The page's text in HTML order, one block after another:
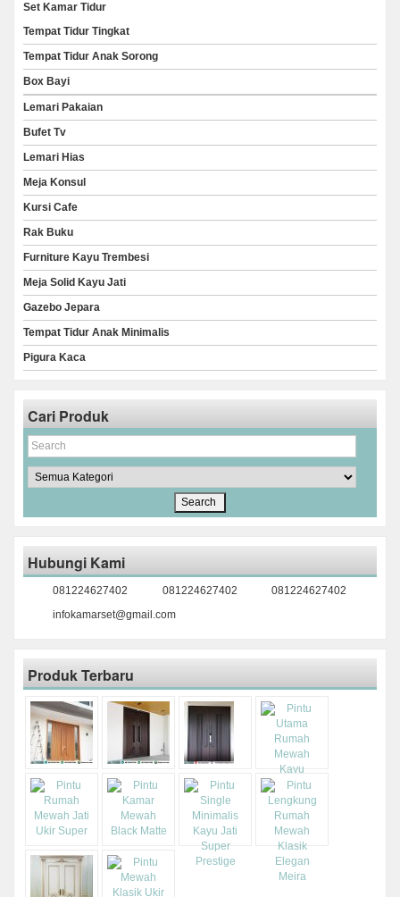
Set Kamar Tidur
Tempat Tidur Tingkat
Tempat Tidur Anak Sorong
Box Bayi
Lemari Pakaian
Bufet Tv
Lemari Hias
Meja Konsul
Kursi Cafe
Rak Buku
Furniture Kayu Trembesi
Meja Solid Kayu Jati
Gazebo Jepara
Tempat Tidur Anak Minimalis
Pigura Kaca
Cari Produk
Hubungi Kami
081224627402 081224627402
081224627402
infokamarset@gmail.com
Produk Terbaru